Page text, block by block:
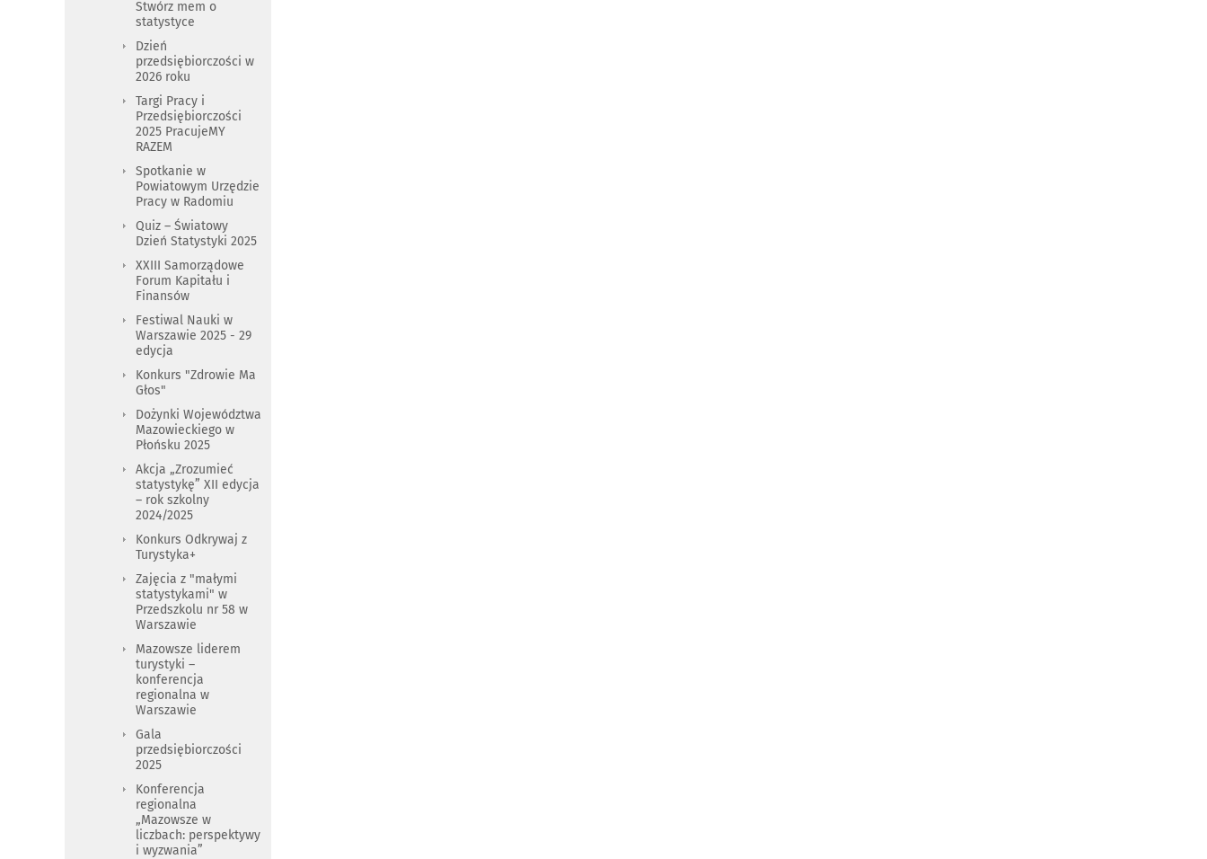
Stwórz mem o
statystyce
Dzień
przedsiębiorczości w
2026 roku
Targi Pracy i
Przedsiębiorczości
2025 PracujeMY
RAZEM
Spotkanie w
Powiatowym Urzędzie
Pracy w Radomiu
Quiz – Światowy
Dzień Statystyki 2025
XXIII Samorządowe
Forum Kapitału i
Finansów
Festiwal Nauki w
Warszawie 2025 - 29
edycja
Konkurs "Zdrowie Ma
Głos"
Dożynki Województwa
Mazowieckiego w
Płońsku 2025
Akcja „Zrozumieć
statystykę” XII edycja
– rok szkolny
2024/2025
Konkurs Odkrywaj z
Turystyka+
Zajęcia z "małymi
statystykami" w
Przedszkolu nr 58 w
Warszawie
Mazowsze liderem
turystyki –
konferencja
regionalna w
Warszawie
Gala
przedsiębiorczości
2025
Konferencja
regionalna
„Mazowsze w
liczbach: perspektywy
i wyzwania”